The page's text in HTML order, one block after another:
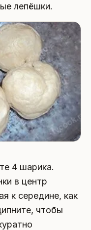
лепёшки.
4 шарика.
в центр
к середине, как
чтобы